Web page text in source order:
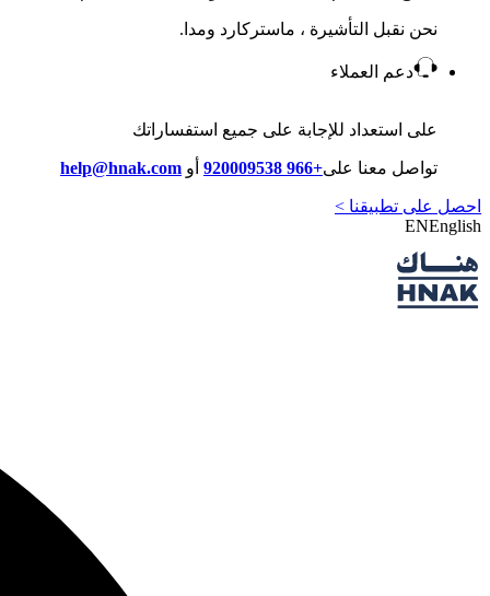
نحن نقبل التأشيرة ، ماستركارد ومدا.
دعم العملاء
على استعداد للإجابة على جميع استفساراتك
تواصل معنا على+966 920009538 أو help@hnak.com
احصل على تطبيقنا >
ENEnglish